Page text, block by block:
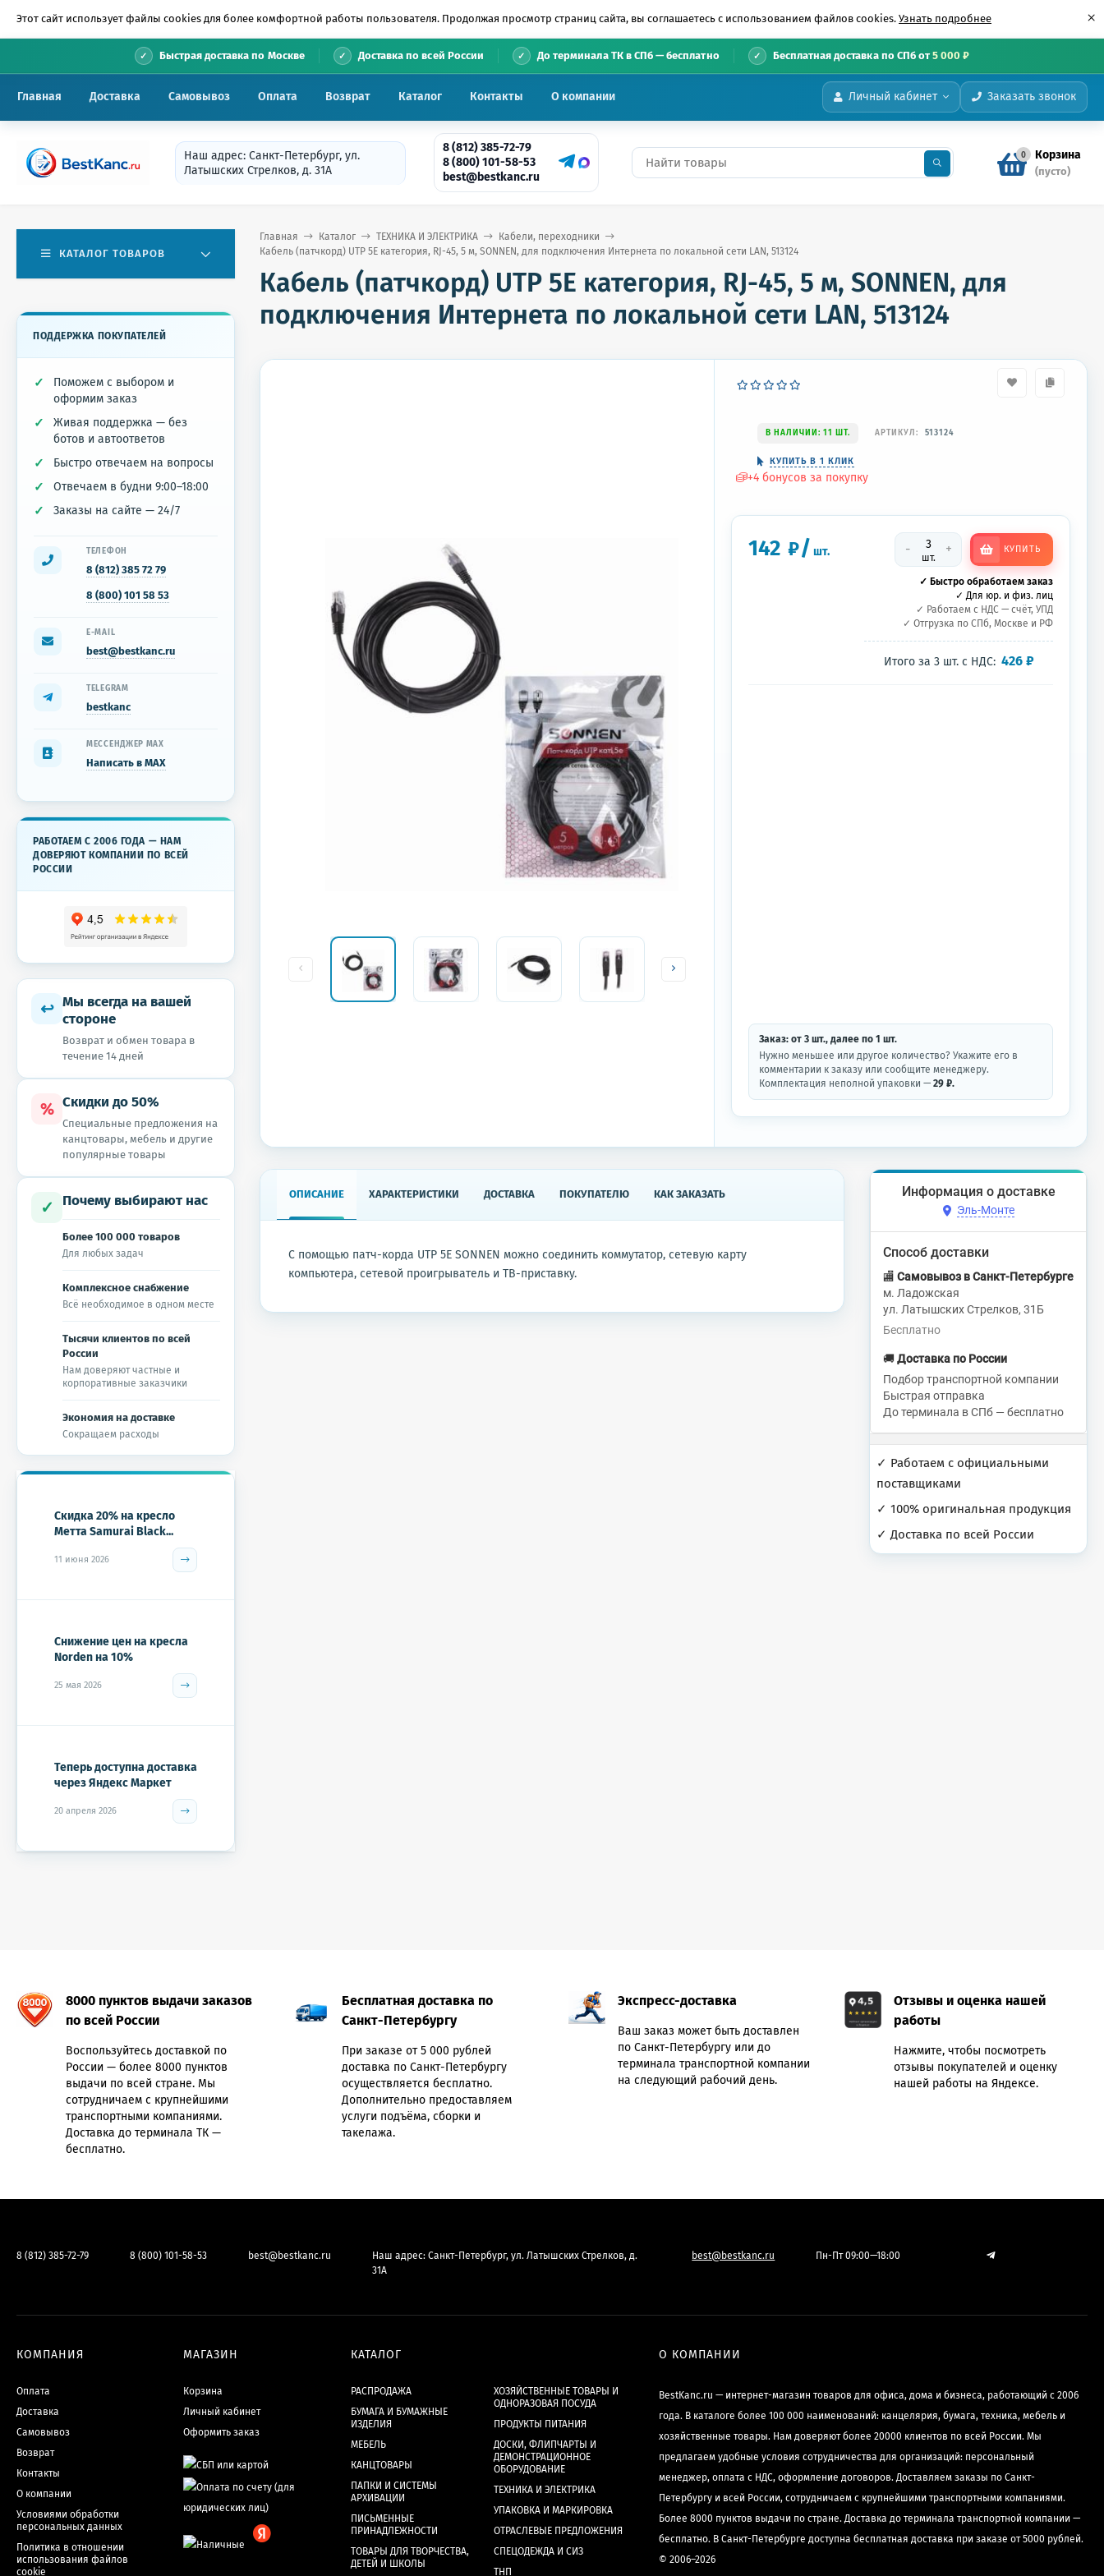
Этот сайт использует файлы cookies для более комфортной работы пользователя. Продолжая просмотр страниц сайта, вы соглашаетесь с использованием файлов cookies. Узнать подробнее ×
Быстрая доставка по Москве Доставка по всей России До терминала ТК в СПб — бесплатно Бесплатная доставка по СПб от5 000 ₽
Личный кабинет Заказать звонок
Главная Доставка Самовывоз Оплата Возврат Каталог Контакты О компании
Наш адрес: Санкт-Петербург, ул.
Латышских Стрелков, д. 31А
8 (812) 385-72-79
8 (800) 101-58-53
best@bestkanc.ru
0 Корзина
(пусто)
Главная Каталог ТЕХНИКА И ЭЛЕКТРИКА
Кабели, переходники
Кабель (патчкорд) UTP 5E категория, RJ-45, 5 м, SONNEN, для подключения Интернета по локальной сети LAN, 513124
Кабель (патчкорд) UTP 5E категория, RJ-45, 5 м, SONNEN, для
подключения Интернета по локальной сети LAN, 513124
В НАЛИЧИИ: 11 ШТ. АРТИКУЛ: 513124
КУПИТЬ В 1 КЛИК
+4 бонусов за покупку
142 ₽/ шт. -
шт.
+ КУПИТЬ
✓ Быстро обработаем заказ
✓ Для юр. и физ. лиц
✓ Работаем с НДС — счёт, УПД
✓ Отгрузка по СПб, Москве и РФ
Итого за 3 шт.с НДС: 426 ₽
Заказ: от3 шт., далее по1 шт.
Нужно меньшее или другое количество? Укажите его в
комментарии к заказу или сообщите менеджеру.
Комплектация неполной упаковки —29 ₽.
ОПИСАНИЕ ХАРАКТЕРИСТИКИ ДОСТАВКА ПОКУПАТЕЛЮ КАК ЗАКАЗАТЬ
С помощью патч-корда UTP 5Е SONNEN можно соединить коммутатор, сетевую карту
компьютера, сетевой проигрыватель и ТВ-приставку.
Информация о доставке
Эль-Монте
Способ доставки
🏬 Самовывоз в Санкт-Петербурге
м. Ладожская
ул. Латышских Стрелков, 31Б
Бесплатно
🚚 Доставка по России
Подбор транспортной компании
Быстрая отправка
До терминала в СПб — бесплатно
✓ Работаем с официальными
поставщиками
✓ 100% оригинальная продукция
✓ Доставка по всей России
КАТАЛОГ ТОВАРОВ
ПОДДЕРЖКА ПОКУПАТЕЛЕЙ
Поможем с выбором и
оформим заказ
Живая поддержка — без
ботов и автоответов
Быстро отвечаем на вопросы
Отвечаем в будни 9:00–18:00
Заказы на сайте — 24/7
ТЕЛЕФОН
8 (812) 385 72 79
8 (800) 101 58 53
E-MAIL
best@bestkanc.ru
TELEGRAM
bestkanc
МЕССЕНДЖЕР MAX
Написать в MAX
РАБОТАЕМ С 2006 ГОДА — НАМ
ДОВЕРЯЮТ КОМПАНИИ ПО ВСЕЙ
РОССИИ
↩ Мы всегда на вашей
стороне
Возврат и обмен товара в
течение 14 дней
% Скидки до 50%
Специальные предложения на
канцтовары, мебель и другие
популярные товары
✓ Почему выбирают нас
Более 100 000 товаров
Для любых задач
Комплексное снабжение
Всё необходимое в одном месте
Тысячи клиентов по всей
России
Нам доверяют частные и
корпоративные заказчики
Экономия на доставке
Сокращаем расходы
Скидка 20% на кресло
Метта Samurai Black...
11 июня 2026
Снижение цен на кресла
Norden на 10%
25 мая 2026
Теперь доступна доставка
через Яндекс Маркет
20 апреля 2026
8000 пунктов выдачи заказов
по всей России
Воспользуйтесь доставкой по
России — более 8000 пунктов
выдачи по всей стране. Мы
сотрудничаем с крупнейшими
транспортными компаниями.
Доставка до терминала ТК —
бесплатно.
Бесплатная доставка по
Санкт-Петербургу
При заказе от 5 000 рублей
доставка по Санкт-Петербургу
осуществляется бесплатно.
Дополнительно предоставляем
услуги подъёма, сборки и
такелажа.
Экспресс-доставка
Ваш заказ может быть доставлен
по Санкт-Петербургу или до
терминала транспортной компании
на следующий рабочий день.
Отзывы и оценка нашей
работы
Нажмите, чтобы посмотреть
отзывы покупателей и оценку
нашей работы на Яндексе.
8 (812) 385-72-79 8 (800) 101-58-53 best@bestkanc.ru
Наш адрес: Санкт-Петербург, ул. Латышских Стрелков, д.
31А
best@bestkanc.ru Пн-Пт 09:00—18:00
КОМПАНИЯ
Оплата
Доставка
Самовывоз
Возврат
Контакты
О компании
Условиями обработки
персональных данных
Политика в отношении
использования файлов
cookie
МАГАЗИН
Корзина
Личный кабинет
Оформить заказ
КАТАЛОГ
РАСПРОДАЖА
БУМАГА И БУМАЖНЫЕ
ИЗДЕЛИЯ
МЕБЕЛЬ
КАНЦТОВАРЫ
ПАПКИ И СИСТЕМЫ
АРХИВАЦИИ
ПИСЬМЕННЫЕ
ПРИНАДЛЕЖНОСТИ
ТОВАРЫ ДЛЯ ТВОРЧЕСТВА,
ДЕТЕЙ И ШКОЛЫ
ХОЗЯЙСТВЕННЫЕ ТОВАРЫ И
ОДНОРАЗОВАЯ ПОСУДА
ПРОДУКТЫ ПИТАНИЯ
ДОСКИ, ФЛИПЧАРТЫ И
ДЕМОНСТРАЦИОННОЕ
ОБОРУДОВАНИЕ
ТЕХНИКА И ЭЛЕКТРИКА
УПАКОВКА И МАРКИРОВКА
ОТРАСЛЕВЫЕ ПРЕДЛОЖЕНИЯ
СПЕЦОДЕЖДА И СИЗ
ТНП
О КОМПАНИИ
BestKanc.ru — интернет-магазин товаров для офиса, дома и бизнеса, работающий с 2006
года. В каталоге более 100 000 наименований: канцелярия, бумага, техника, мебель и
хозяйственные товары. Нам доверяют более 20000 клиентов по всей России. Мы
предлагаем удобные условия сотрудничества для организаций: персональный
менеджер, оплата с НДС, оформление договоров. Доставляем заказы по Санкт-
Петербургу и всей России, сотрудничаем с крупнейшими транспортными компаниями.
Более 8000 пунктов выдачи по стране. Доставка до терминала транспортной компании —
бесплатно. В Санкт-Петербурге доступна бесплатная доставка при заказе от 5000 рублей.
© 2006–2026